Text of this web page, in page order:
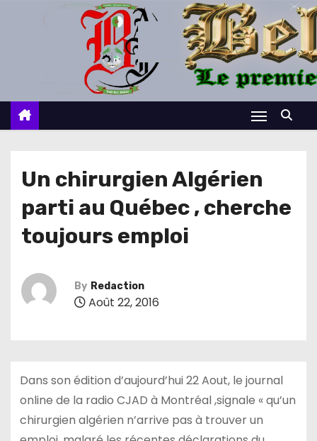
c
Un chirurgien Algérien
parti au Québec , cherche
toujours emploi
By Redaction
Août 22, 2016
Dans son édition d’aujourd’hui 22 Aout, le journal
online de la radio CJAD à Montréal ,signale « qu’un
chirurgien algérien n’arrive pas à trouver un